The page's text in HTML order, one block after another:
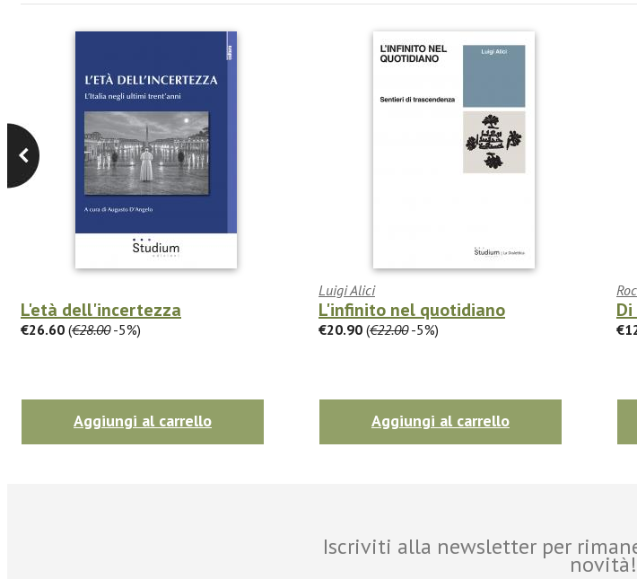
L'età dell'incertezza
€26.60 (€28.00-5%)
Aggiungi al carrello
Luigi Alici
L'infinito nel quotidiano
€20.90 (€22.00-5%)
Aggiungi al carrello
Iscriviti alla newsletter per
novità!